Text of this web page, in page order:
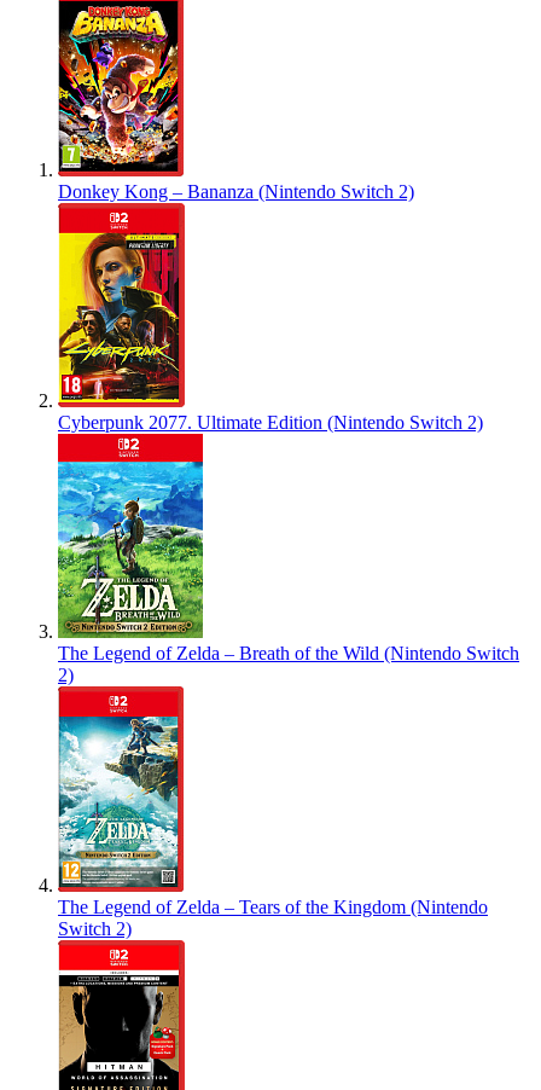
Donkey Kong – Bananza (Nintendo Switch 2)
Cyberpunk 2077. Ultimate Edition (Nintendo Switch 2)
The Legend of Zelda – Breath of the Wild (Nintendo Switch
2)
The Legend of Zelda – Tears of the Kingdom (Nintendo
Switch 2)